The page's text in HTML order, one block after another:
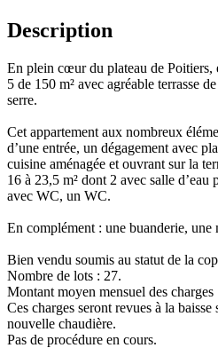
Description
En plein cœur du plateau de Poitiers,
5 de 150 m² avec agréable terrasse
serre.
Cet appartement aux nombreux
d’une entrée, un dégagement avec
cuisine aménagée et ouvrant sur la
16 à 23,5 m² dont 2 avec salle d’eau
avec WC, un WC.
En complément : une buanderie, une
Bien vendu soumis au statut de la
Nombre de lots : 27.
Montant moyen mensuel des
Ces charges seront revues à la
nouvelle chaudière.
Pas de procédure en cours.